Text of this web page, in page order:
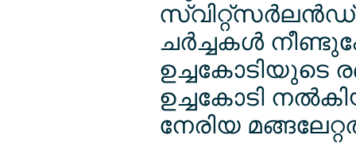
സ്വിറ്റ്സര്‍ലന്‍ഡ്
ചര്‍ച്ചകള്‍
ഉച്ചകോടിയുടെ
ഉച്ചകോടി
നേരിയ